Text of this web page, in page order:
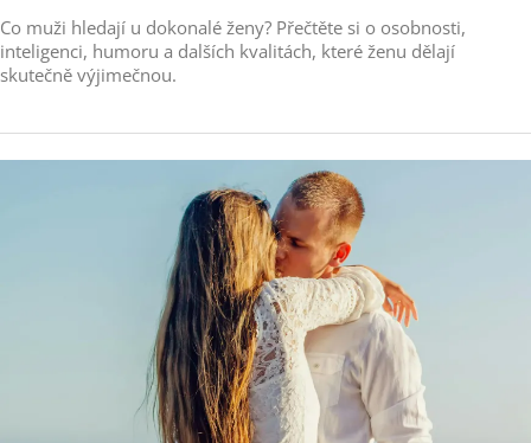
Co muži hledají u dokonalé ženy? Přečtěte si o osobnosti,
inteligenci, humoru a dalších kvalitách, které ženu dělají
skutečně výjimečnou.